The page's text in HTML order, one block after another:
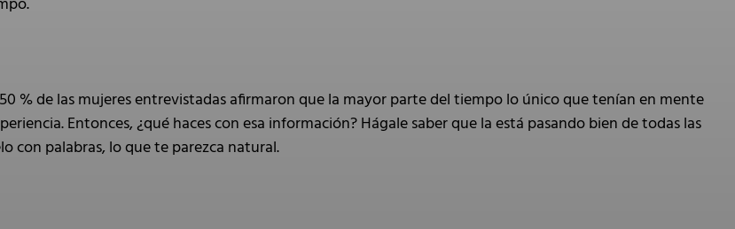
% de las mujeres entrevistadas afirmaron que la mayor parte del tiempo lo único que tenían en mente
Entonces, ¿qué haces con esa información? Hágale saber que la está pasando bien de todas las
con palabras, lo que te parezca natural.